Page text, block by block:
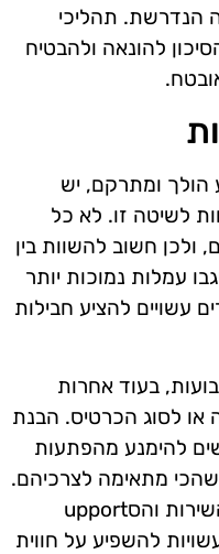
תהליכי
להונאה ולהבטיח
ומתרקם, יש
לשיטה זו. לא כל
ולכן חשוב להשוות בין
עמלות נמוכות יותר
עשויים להציע חבילות
בעוד אחרות
לסוג הכרטיס. הבנת
להימנע מהפתעות
שהכי מתאימה לצרכיהם.
חשוב לבדוק גם את אפשרויות השירות והסupport
להשפיע על חווית